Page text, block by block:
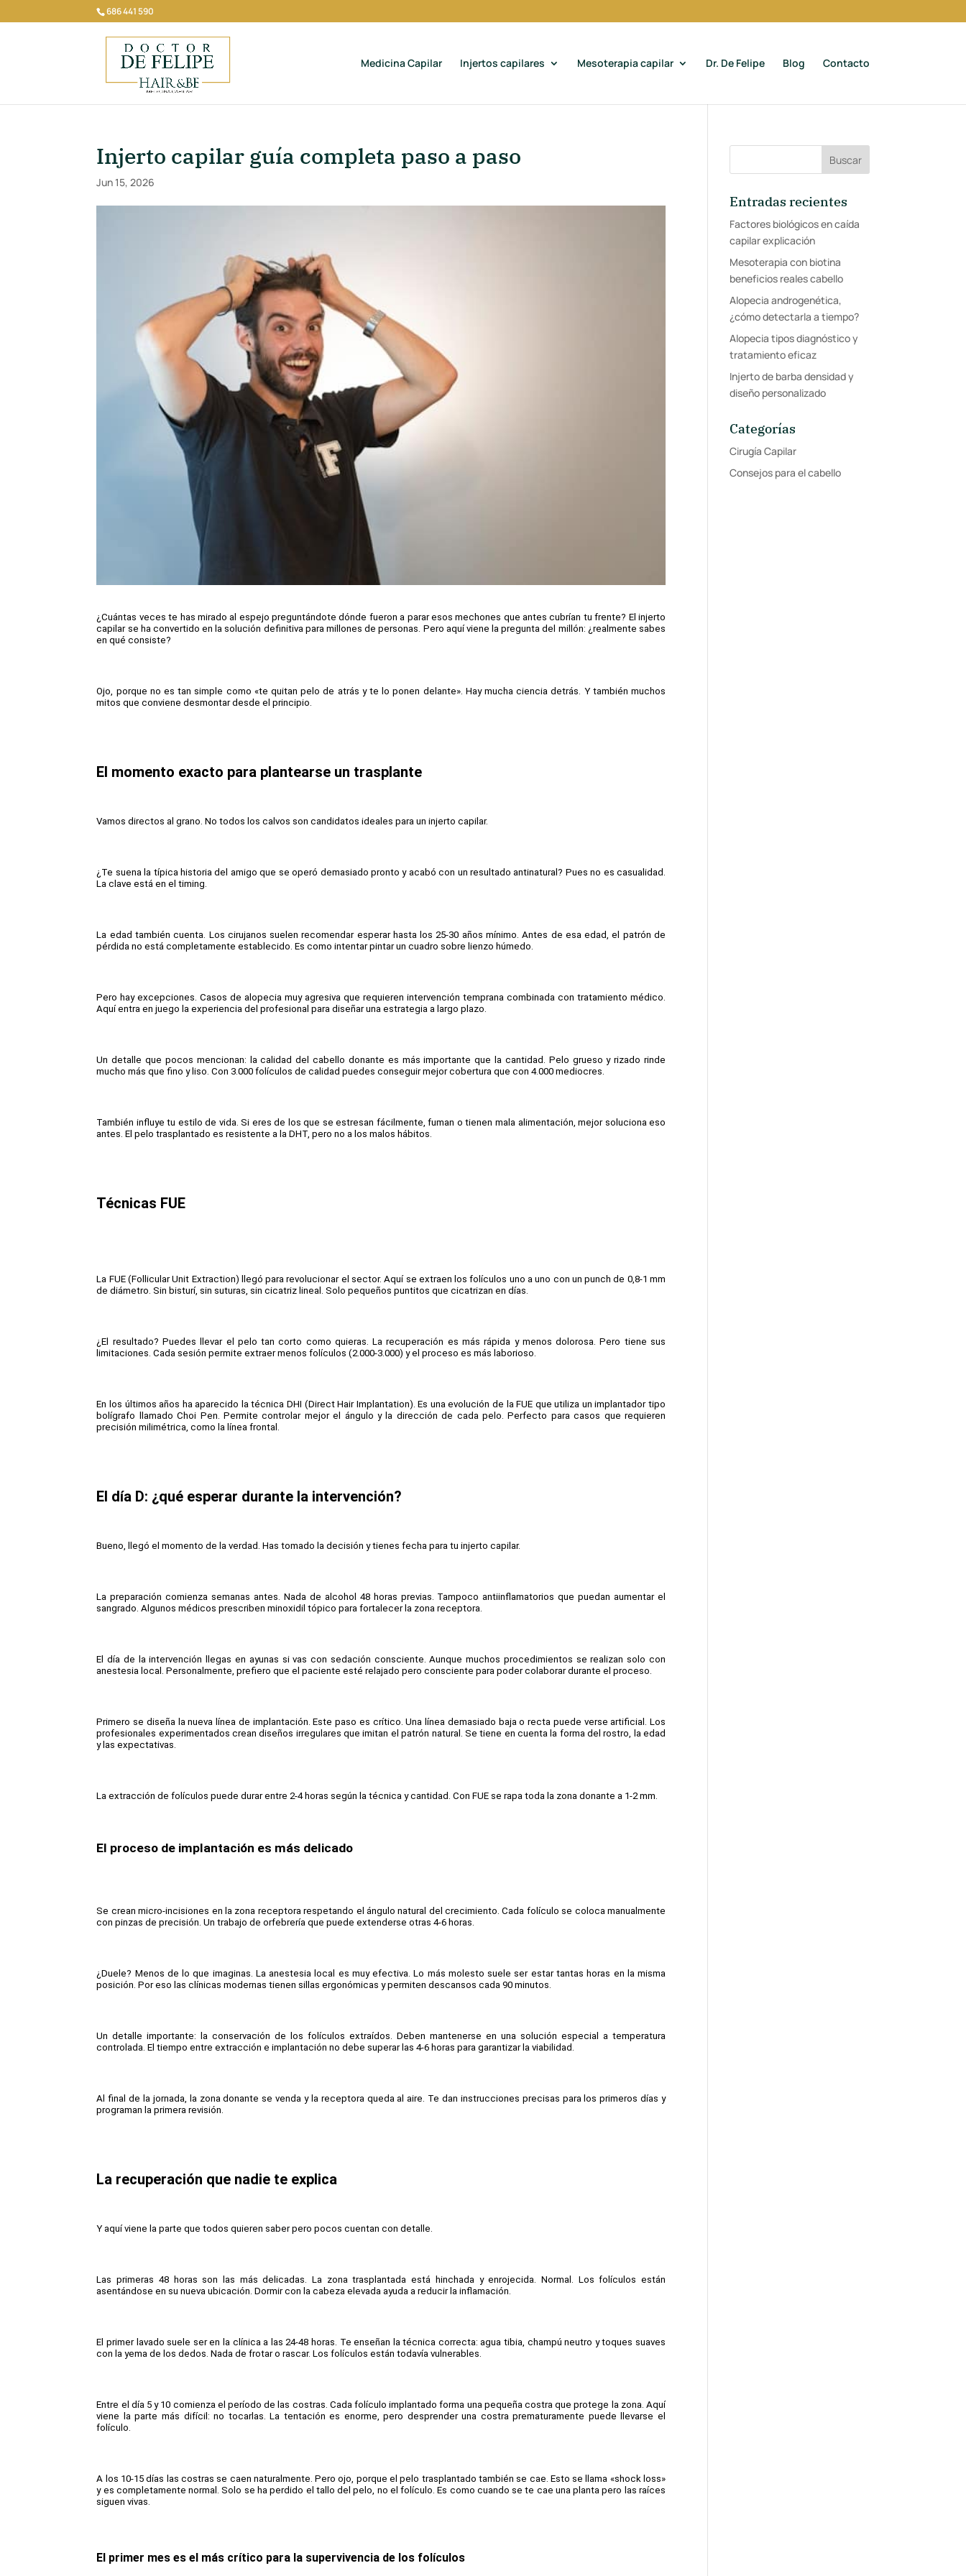
686 441 590
Medicina Capilar Injertos capilares Mesoterapia capilar Dr. De Felipe Blog Contacto
Injerto capilar guía completa paso a paso
Jun 15, 2026
¿Cuántas veces te has mirado al espejo preguntándote dónde fueron a parar esos mechones que antes cubrían tu frente? El injerto
capilar se ha convertido en la solución definitiva para millones de personas. Pero aquí viene la pregunta del millón: ¿realmente sabes
en qué consiste?
Ojo, porque no es tan simple como «te quitan pelo de atrás y te lo ponen delante». Hay mucha ciencia detrás. Y también muchos
mitos que conviene desmontar desde el principio.
El momento exacto para plantearse un trasplante
Vamos directos al grano. No todos los calvos son candidatos ideales para un injerto capilar.
¿Te suena la típica historia del amigo que se operó demasiado pronto y acabó con un resultado antinatural? Pues no es casualidad.
La clave está en el timing.
La edad también cuenta. Los cirujanos suelen recomendar esperar hasta los 25-30 años mínimo. Antes de esa edad, el patrón de
pérdida no está completamente establecido. Es como intentar pintar un cuadro sobre lienzo húmedo.
Pero hay excepciones. Casos de alopecia muy agresiva que requieren intervención temprana combinada con tratamiento médico.
Aquí entra en juego la experiencia del profesional para diseñar una estrategia a largo plazo.
Un detalle que pocos mencionan: la calidad del cabello donante es más importante que la cantidad. Pelo grueso y rizado rinde
mucho más que fino y liso. Con 3.000 folículos de calidad puedes conseguir mejor cobertura que con 4.000 mediocres.
También influye tu estilo de vida. Si eres de los que se estresan fácilmente, fuman o tienen mala alimentación, mejor soluciona eso
antes. El pelo trasplantado es resistente a la DHT, pero no a los malos hábitos.
Técnicas FUE
La FUE (Follicular Unit Extraction) llegó para revolucionar el sector. Aquí se extraen los folículos uno a uno con un punch de 0,8-1 mm
de diámetro. Sin bisturí, sin suturas, sin cicatriz lineal. Solo pequeños puntitos que cicatrizan en días.
¿El resultado? Puedes llevar el pelo tan corto como quieras. La recuperación es más rápida y menos dolorosa. Pero tiene sus
limitaciones. Cada sesión permite extraer menos folículos (2.000-3.000) y el proceso es más laborioso.
En los últimos años ha aparecido la técnica DHI (Direct Hair Implantation). Es una evolución de la FUE que utiliza un implantador tipo
bolígrafo llamado Choi Pen. Permite controlar mejor el ángulo y la dirección de cada pelo. Perfecto para casos que requieren
precisión milimétrica, como la línea frontal.
El día D: ¿qué esperar durante la intervención?
Bueno, llegó el momento de la verdad. Has tomado la decisión y tienes fecha para tu injerto capilar.
La preparación comienza semanas antes. Nada de alcohol 48 horas previas. Tampoco antiinflamatorios que puedan aumentar el
sangrado. Algunos médicos prescriben minoxidil tópico para fortalecer la zona receptora.
El día de la intervención llegas en ayunas si vas con sedación consciente. Aunque muchos procedimientos se realizan solo con
anestesia local. Personalmente, prefiero que el paciente esté relajado pero consciente para poder colaborar durante el proceso.
Primero se diseña la nueva línea de implantación. Este paso es crítico. Una línea demasiado baja o recta puede verse artificial. Los
profesionales experimentados crean diseños irregulares que imitan el patrón natural. Se tiene en cuenta la forma del rostro, la edad
y las expectativas.
La extracción de folículos puede durar entre 2-4 horas según la técnica y cantidad. Con FUE se rapa toda la zona donante a 1-2 mm.
El proceso de implantación es más delicado
Se crean micro-incisiones en la zona receptora respetando el ángulo natural del crecimiento. Cada folículo se coloca manualmente
con pinzas de precisión. Un trabajo de orfebrería que puede extenderse otras 4-6 horas.
¿Duele? Menos de lo que imaginas. La anestesia local es muy efectiva. Lo más molesto suele ser estar tantas horas en la misma
posición. Por eso las clínicas modernas tienen sillas ergonómicas y permiten descansos cada 90 minutos.
Un detalle importante: la conservación de los folículos extraídos. Deben mantenerse en una solución especial a temperatura
controlada. El tiempo entre extracción e implantación no debe superar las 4-6 horas para garantizar la viabilidad.
Al final de la jornada, la zona donante se venda y la receptora queda al aire. Te dan instrucciones precisas para los primeros días y
programan la primera revisión.
La recuperación que nadie te explica
Y aquí viene la parte que todos quieren saber pero pocos cuentan con detalle.
Las primeras 48 horas son las más delicadas. La zona trasplantada está hinchada y enrojecida. Normal. Los folículos están
asentándose en su nueva ubicación. Dormir con la cabeza elevada ayuda a reducir la inflamación.
El primer lavado suele ser en la clínica a las 24-48 horas. Te enseñan la técnica correcta: agua tibia, champú neutro y toques suaves
con la yema de los dedos. Nada de frotar o rascar. Los folículos están todavía vulnerables.
Entre el día 5 y 10 comienza el período de las costras. Cada folículo implantado forma una pequeña costra que protege la zona. Aquí
viene la parte más difícil: no tocarlas. La tentación es enorme, pero desprender una costra prematuramente puede llevarse el
folículo.
A los 10-15 días las costras se caen naturalmente. Pero ojo, porque el pelo trasplantado también se cae. Esto se llama «shock loss»
y es completamente normal. Solo se ha perdido el tallo del pelo, no el folículo. Es como cuando se te cae una planta pero las raíces
siguen vivas.
El primer mes es el más crítico para la supervivencia de los folículos
Entradas recientes
Factores biológicos en caída
capilar explicación
Mesoterapia con biotina
beneficios reales cabello
Alopecia androgenética,
¿cómo detectarla a tiempo?
Alopecia tipos diagnóstico y
tratamiento eficaz
Injerto de barba densidad y
diseño personalizado
Categorías
Cirugía Capilar
Consejos para el cabello